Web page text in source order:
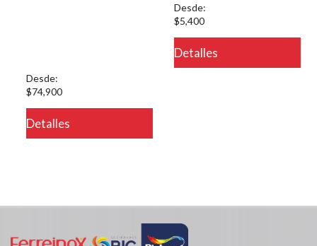
/PageGearCloud/www/html/es/dominios/ferreinox.pagegear.co/
Desde:
$74,900
Detalles
Desde:
$5,400
Detalles